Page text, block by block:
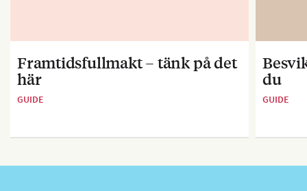
Framtidsfullmakt – tänk på det
här
GUIDE
du
GUIDE